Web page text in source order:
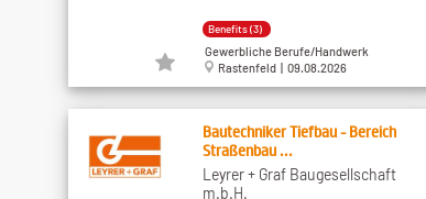
Benefits (3)
Gewerbliche Berufe/Handwerk
Rastenfeld | 09.08.2026
Bautechniker Tiefbau - Bereich
Straßenbau ...
Leyrer + Graf Baugesellschaft
m.b.H.